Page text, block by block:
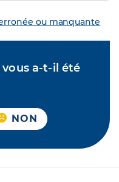
ou manquante
a-t-il été
NON